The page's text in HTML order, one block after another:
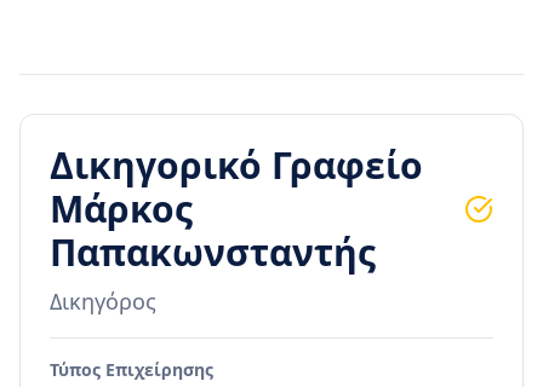
Δικηγορικό Γραφείο
Μάρκος
Παπακωνσταντής
Δικηγόρος
Τύπος Επιχείρησης